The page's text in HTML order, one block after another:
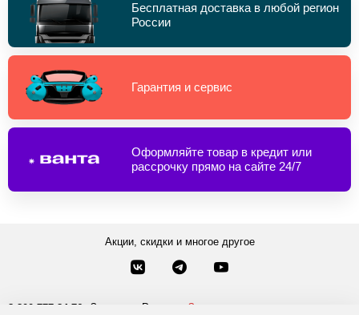
Бесплатная доставка в любой регион
России
Гарантия и сервис
Оформляйте товар в кредит или
рассрочку прямо на сайте 24/7
Акции, скидки и многое другое
8-800-777-84-76 Звонки по России Заказать звонок